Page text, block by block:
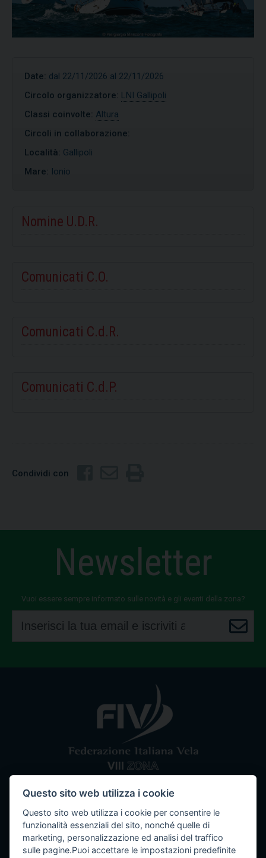
Date: dal 22/11/2026 al 22/11/2026
Circolo organizzatore: LNI Gallipoli
Classi coinvolte: Altura
Circoli in collaborazione:
Località: Gallipoli
Mare: Ionio
Nomine U.D.R.
Comunicati C.O.
Comunicati C.d.R.
Comunicati C.d.P.
Condividi con
Newsletter
Vuoi essere sempre informato sulle novità e gli eventi della zona?
Comitato VIII ZonaFederazione Italiana Vela
Tel / Fax: 080 5351067 Email: segreteria@ottavazona.org
ottavazona@pec.itStadio della Vittoria, 4 Bari (BA) - 70123
C.F. 95003780103
Questo sito web utilizza i cookie
Questo sito web utilizza i cookie per consentire le
funzionalità essenziali del sito, nonché quelle di
marketing, personalizzazione ed analisi del traffico
sulle pagine.Puoi accettare le impostazioni predefinite